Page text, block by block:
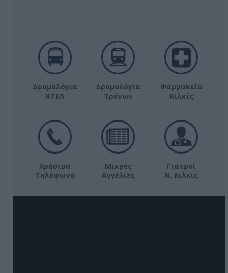
Δρομολόγια
ΚΤΕΛ
Δρομολόγια
Τρένων
Φαρμακεία
Κιλκίς
Χρήσιμα
Τηλέφωνα
Μικρές
Αγγελίες
Γιατροί
Ν. Κιλκίς